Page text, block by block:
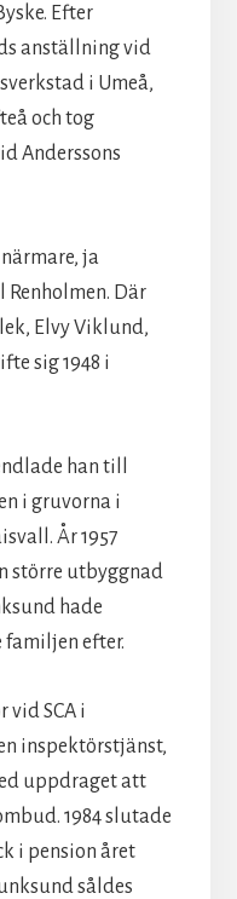
Efter
anställning vid
i Umeå,
och tog
Anderssons
ja
Där
Elvy Viklund,
sig 1948 i
han till
i gruvorna i
År 1957
större utbyggnad
hade
efter.
SCA i
inspektörstjänst,
uppdraget att
1984 slutade
i pension året
såldes